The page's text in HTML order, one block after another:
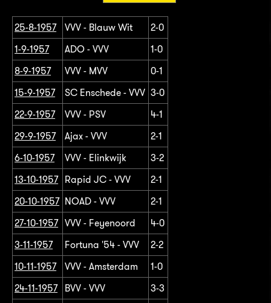
25-8-1957 VVV - Blauw Wit
2-0
1-9-1957
ADO - VVV
1-0
8-9-1957
VVV - MVV
0-1
15-9-1957
SC Enschede - VVV 3-0
22-9-1957
VVV - PSV
4-1
29-9-1957
Ajax - VVV
2-1
6-10-1957
VVV - Elinkwijk
3-2
13-10-1957
Rapid JC - VVV
2-1
20-10-1957 NOAD - VVV
2-1
27-10-1957 VVV - Feyenoord
4-0
3-11-1957
Fortuna '54 - VVV
2-2
10-11-1957
VVV - Amsterdam
1-0
24-11-1957
BVV - VVV
3-3